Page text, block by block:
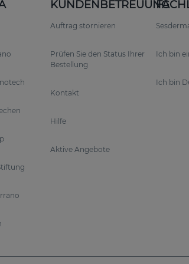
Ergebnisse.
den Tag hinweg.
Verbesserungen.
Wirkstoffe tief in die Haut ein und
und stärkt die natürliche Hautbarriere.
KUNDENBETREUUNG
Auftrag stornieren
Prüfen Sie den Status Ihrer
Bestellung
Kontakt
Hilfe
Aktive Angebote
Ich bin
Ich bin